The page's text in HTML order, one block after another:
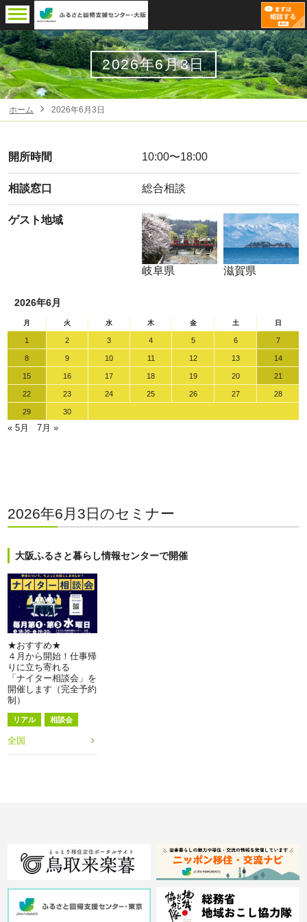
2026年6月3日
ホーム 2026年6月3日
開所時間 10:00〜18:00
相談窓口 総合相談
ゲスト地域
岐阜県 滋賀県
2026年6月
月 火 水 木 金 土 日
1 2 3 4 5 6 7
8 9 10 11 12 13 14
15 16 17 18 19 20 21
22 23 24 25 26 27 28
29 30
« 5月 7月 »
2026年6月3日のセミナー
大阪ふるさと暮らし情報センターで開催
★おすすめ★
４月から開始！仕事帰
りに立ち寄れる
「ナイター相談会」を
開催します（完全予約
制）
リアル 相談会
全国